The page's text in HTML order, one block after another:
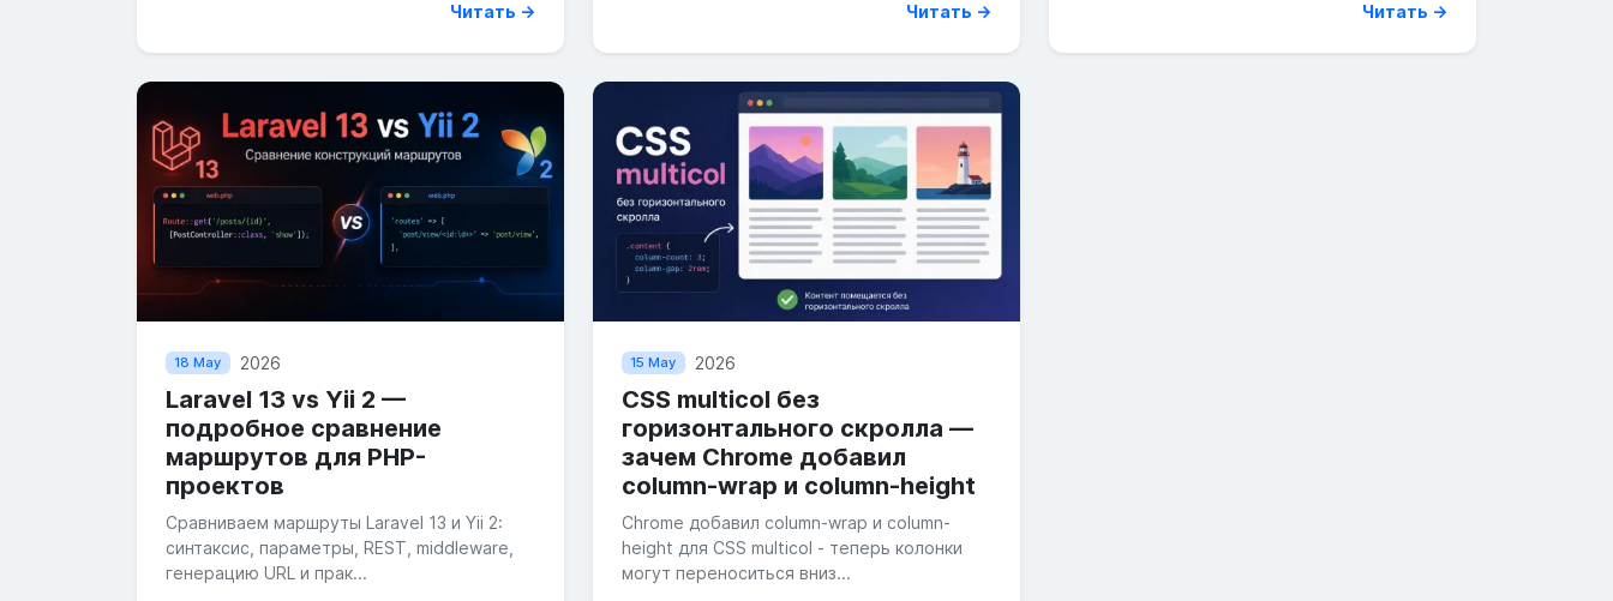
Читать → Читать → Читать →
18 May 2026
Laravel 13 vs Yii 2 —
подробное сравнение
маршрутов для PHP-
проектов
Сравниваем маршруты Laravel 13 и Yii 2:
синтаксис, параметры, REST, middleware,
генерацию URL и прак...
15 May 2026
CSS multicol без
горизонтального скролла —
зачем Chrome добавил
column-wrap и column-height
Chrome добавил column-wrap и column-
height для CSS multicol - теперь колонки
могут переноситься вниз...